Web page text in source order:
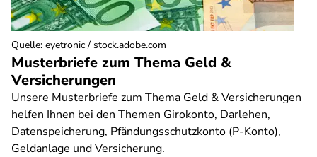
Musterbriefe zum Thema Geld &
Versicherungen
Unsere Musterbriefe zum Thema Geld & Versicherungen
helfen Ihnen bei den Themen Girokonto, Darlehen,
Datenspeicherung, Pfändungsschutzkonto (P-Konto),
Geldanlage und Versicherung.
Quelle: eyetronic / stock.adobe.com